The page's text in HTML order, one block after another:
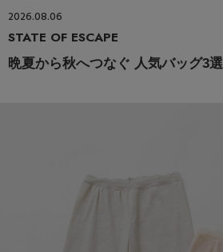
2026.08.06
STATE OF ESCAPE
晩夏から秋へつなぐ 人気バッグ3選